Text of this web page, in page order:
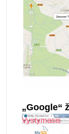
„Google“
Vystymasis